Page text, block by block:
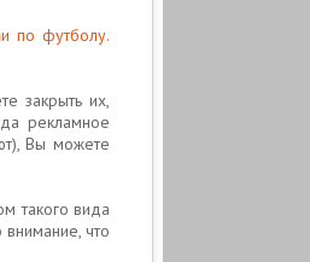
по футболу.
закрыть их,
рекламное
Вы можете
такого вида
что